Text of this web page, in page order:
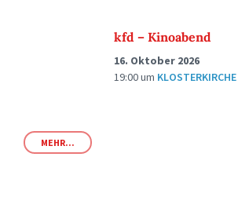
kfd – Kinoabend
16. Oktober 2026
19:00um KLOSTERKIRCHE
MEHR...